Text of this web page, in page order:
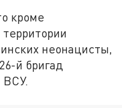
кроме
неонацисты,
й бригад
ВСУ.